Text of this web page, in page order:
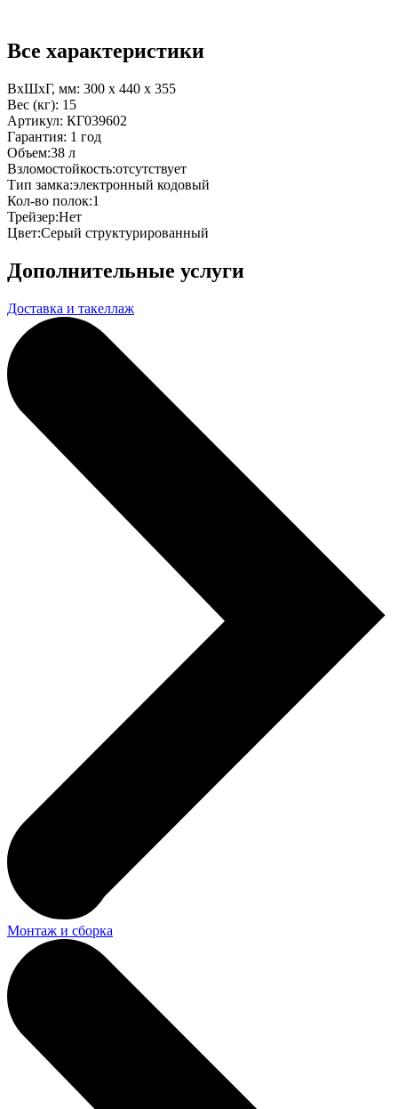
Все характеристики
ВхШхГ, мм: 300 x 440 x 355
Вес (кг): 15
Артикул: КГ039602
Гарантия: 1 год
Объем:38 л
Взломостойкость:отсутствует
Тип замка:электронный кодовый
Кол-во полок:1
Трейзер:Нет
Цвет:Серый структурированный
Дополнительные услуги
Доставка и такеллаж
Монтаж и сборка